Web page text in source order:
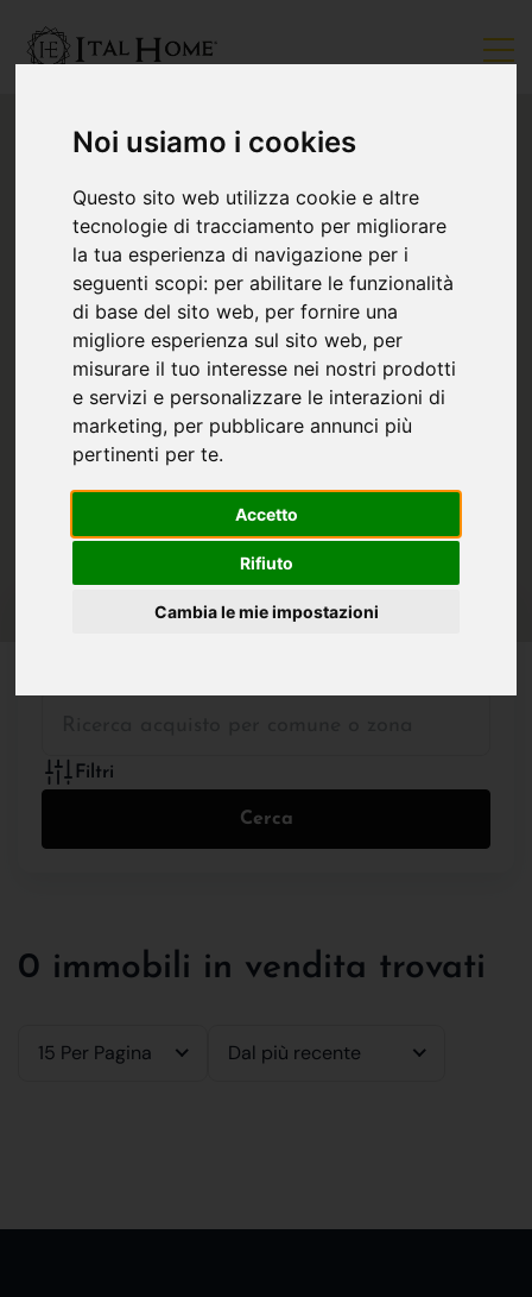
Noi usiamo i cookies
Questo sito web utilizza cookie e altre
tecnologie di tracciamento per migliorare
la tua esperienza di navigazione per i
seguenti scopi: per abilitare le funzionalità
di base del sito web, per fornire una
migliore esperienza sul sito web, per
misurare il tuo interesse nei nostri prodotti
e servizi e personalizzare le interazioni di
marketing, per pubblicare annunci più
pertinenti per te.
Accetto
Rifiuto
Cambia le mie impostazioni
Filtri
Cerca
0 immobili in vendita trovati
15 Per Pagina Dal più recente